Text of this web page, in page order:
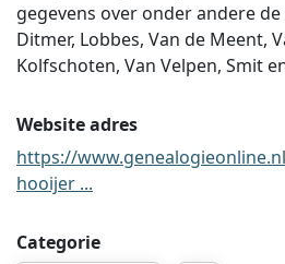
gegevens over onder andere
Ditmer, Lobbes, Van de Meent,
Kolfschoten, Van Velpen, Smit
Website adres
https://
hooijer ...
Categorie